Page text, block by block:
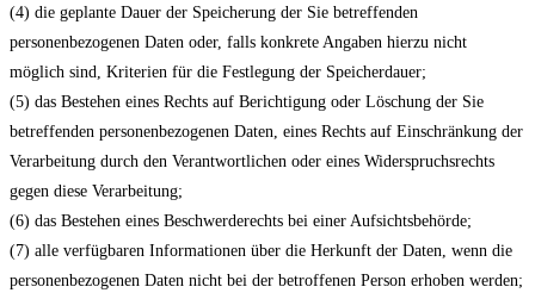
(4) die geplante Dauer der Speicherung der Sie betreffenden
personenbezogenen Daten oder, falls konkrete Angaben hierzu nicht
möglich sind, Kriterien für die Festlegung der Speicherdauer;
(5) das Bestehen eines Rechts auf Berichtigung oder Löschung der Sie
betreffenden personenbezogenen Daten, eines Rechts auf Einschränkung der
Verarbeitung durch den Verantwortlichen oder eines Widerspruchsrechts
gegen diese Verarbeitung;
(6) das Bestehen eines Beschwerderechts bei einer Aufsichtsbehörde;
(7) alle verfügbaren Informationen über die Herkunft der Daten, wenn die
personenbezogenen Daten nicht bei der betroffenen Person erhoben werden;